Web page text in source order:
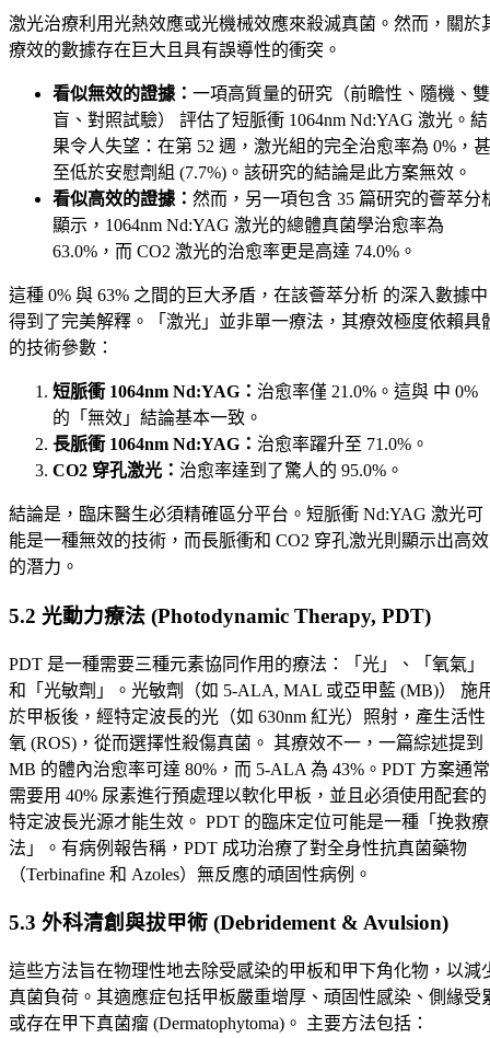
激光治療利用光熱效應或光機械效應來殺滅真菌。然而，關於
療效的數據存在巨大且具有誤導性的衝突。
看似無效的證據： 一項高質量的研究（前瞻性、隨機、雙
盲、對照試驗） 評估了短脈衝 1064nm Nd:YAG 激光。結
果令人失望：在第 52 週，激光組的完全治愈率為 0%，甚
至低於安慰劑組 (7.7%)。該研究的結論是此方案無效。
看似高效的證據： 然而，另一項包含 35 篇研究的薈萃分
顯示，1064nm Nd:YAG 激光的總體真菌學治愈率為
63.0%，而 CO2 激光的治愈率更是高達 74.0%。
這種 0% 與 63% 之間的巨大矛盾，在該薈萃分析 的深入數據中
得到了完美解釋。「激光」並非單一療法，其療效極度依賴具
的技術參數：
短脈衝 1064nm Nd:YAG： 治愈率僅 21.0%。這與 中 0%
的「無效」結論基本一致。
長脈衝 1064nm Nd:YAG： 治愈率躍升至 71.0%。
CO2 穿孔激光： 治愈率達到了驚人的 95.0%。
結論是，臨床醫生必須精確區分平台。短脈衝 Nd:YAG 激光可
能是一種無效的技術，而長脈衝和 CO2 穿孔激光則顯示出高效
的潛力。
5.2 光動力療法 (Photodynamic Therapy, PDT)
PDT 是一種需要三種元素協同作用的療法：「光」、「氧氣」
和「光敏劑」。光敏劑（如 5-ALA, MAL 或亞甲藍 (MB)） 施
於甲板後，經特定波長的光（如 630nm 紅光）照射，產生活性
氧 (ROS)，從而選擇性殺傷真菌。 其療效不一，一篇綜述提到
MB 的體內治愈率可達 80%，而 5-ALA 為 43%。PDT 方案通常
需要用 40% 尿素進行預處理以軟化甲板，並且必須使用配套的
特定波長光源才能生效。 PDT 的臨床定位可能是一種「挽救療
法」。有病例報告稱，PDT 成功治療了對全身性抗真菌藥物
（Terbinafine 和 Azoles）無反應的頑固性病例。
5.3 外科清創與拔甲術 (Debridement & Avulsion)
這些方法旨在物理性地去除受感染的甲板和甲下角化物，以減
真菌負荷。其適應症包括甲板嚴重增厚、頑固性感染、側緣受
或存在甲下真菌瘤 (Dermatophytoma)。 主要方法包括：